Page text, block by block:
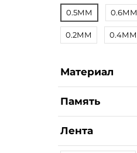
0.5ММ 0.6ММ
0.2ММ 0.4ММ
Материал
Память
Лента